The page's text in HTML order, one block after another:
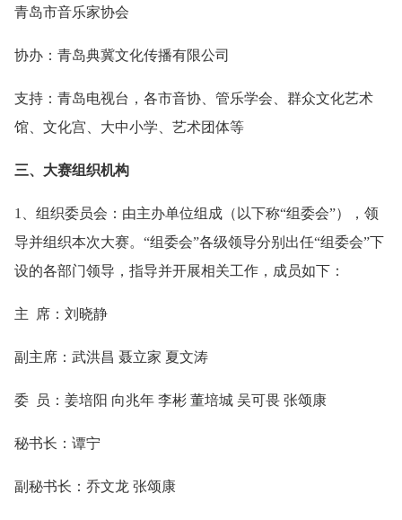
青岛市音乐家协会
协办：青岛典冀文化传播有限公司
支持：青岛电视台，各市音协、管乐学会、群众文化艺术
馆、文化宫、大中小学、艺术团体等
三、大赛组织机构
1、组织委员会：由主办单位组成（以下称“组委会”），领
导并组织本次大赛。“组委会”各级领导分别出任“组委会”下
设的各部门领导，指导并开展相关工作，成员如下：
主 席：刘晓静
副主席：武洪昌 聂立家 夏文涛
委 员：姜培阳 向兆年 李彬 董培城 吴可畏 张颂康
秘书长：谭宁
副秘书长：乔文龙 张颂康